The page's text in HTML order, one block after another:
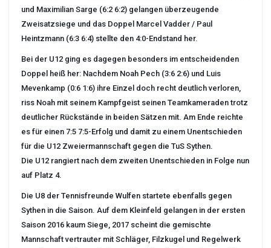
und Maximilian Sarge (6:2 6:2) gelangen überzeugende
Zweisatzsiege und das Doppel Marcel Vadder / Paul
Heintzmann (6:3 6:4) stellte den 4:0-Endstand her.
Bei der U12 ging es dagegen besonders im entscheidenden
Doppel heiß her: Nachdem Noah Pech (3:6 2:6) und Luis
Mevenkamp (0:6 1:6) ihre Einzel doch recht deutlich verloren,
riss Noah mit seinem Kampfgeist seinen Teamkameraden trotz
deutlicher Rückstände in beiden Sätzen mit. Am Ende reichte
es für einen 7:5 7:5-Erfolg und damit zu einem Unentschieden
für die U12 Zweiermannschaft gegen die TuS Sythen.
Die U12 rangiert nach dem zweiten Unentschieden in Folge nun
auf Platz 4.
Die U8 der Tennisfreunde Wulfen startete ebenfalls gegen
Sythen in die Saison. Auf dem Kleinfeld gelangen in der ersten
Saison 2016 kaum Siege, 2017 scheint die gemischte
Mannschaft vertrauter mit Schläger, Filzkugel und Regelwerk